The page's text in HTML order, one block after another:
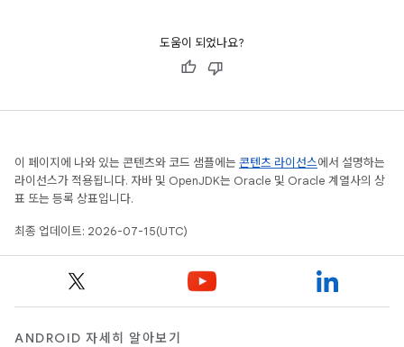
도움이 되었나요?
이 페이지에 나와 있는 콘텐츠와 코드 샘플에는 콘텐츠 라이선스에서 설명하는
라이선스가 적용됩니다. 자바 및 OpenJDK는 Oracle 및 Oracle 계열사의 상
표 또는 등록 상표입니다.
최종 업데이트: 2026-07-15(UTC)
ANDROID 자세히 알아보기